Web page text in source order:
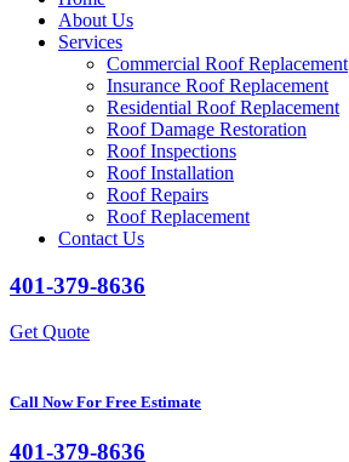
About Us
Services
Commercial Roof Replacement
Insurance Roof Replacement
Residential Roof Replacement
Roof Damage Restoration
Roof Inspections
Roof Installation
Roof Repairs
Roof Replacement
Contact Us
401-379-8636
Get Quote
Call Now For Free Estimate
401-379-8636